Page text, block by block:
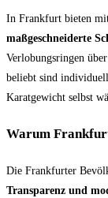
In Frankfurt bieten
maßgeschneiderte
Verlobungsringen
beliebt sind
Karatgewicht selbst
Warum
Die Frankfurter
Transparenz und